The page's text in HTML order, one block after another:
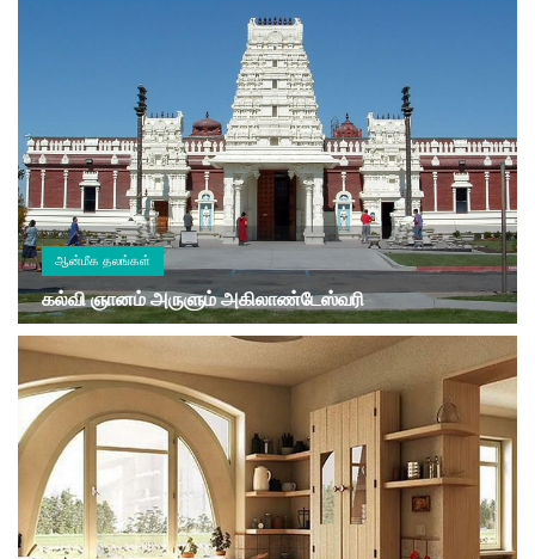
ஆன்மீக தலங்கள்
கல்வி ஞானம் அருளும் அகிலாண்டேஸ்வரி